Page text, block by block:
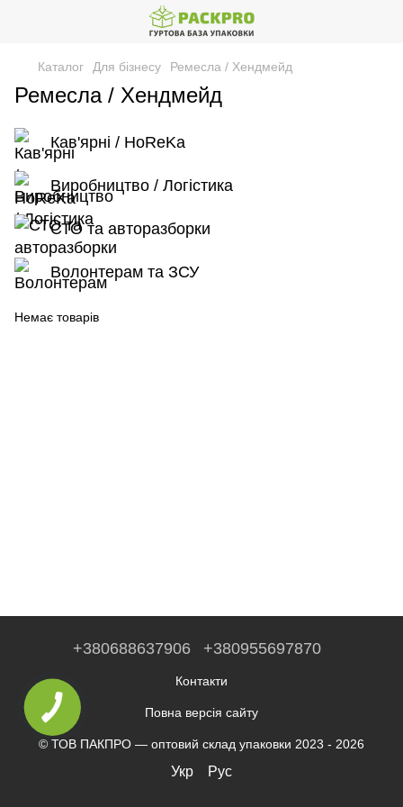
Каталог Для бізнесу Ремесла / Хендмейд
Ремесла / Хендмейд
Кав'ярні / HoReKa
Виробництво / Логістика
СТО та авторазборки
Волонтерам та ЗСУ
Немає товарів
+380688637906 +380955697870
Контакти
Повна версія сайту
© ТОВ ПАКПРО — оптовий склад упаковки 2023 - 2026
Укр Рус